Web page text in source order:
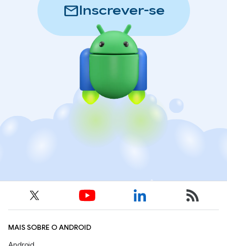
mailInscrever-se
MAIS SOBRE O ANDROID